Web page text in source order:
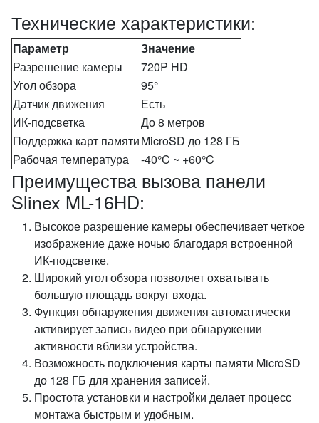
Технические характеристики:
Параметр
Значение
Разрешение камеры
720P HD
Угол обзора
95°
Датчик движения
Есть
ИК-подсветка
До 8 метров
Поддержка карт памятиMicroSD до 128 ГБ
Рабочая температура
-40°C ~ +60°C
Преимущества вызова панели
Slinex ML-16HD:
Высокое разрешение камеры обеспечивает четкое
изображение даже ночью благодаря встроенной
ИК-подсветке.
Широкий угол обзора позволяет охватывать
большую площадь вокруг входа.
Функция обнаружения движения автоматически
активирует запись видео при обнаружении
активности вблизи устройства.
Возможность подключения карты памяти MicroSD
до 128 ГБ для хранения записей.
Простота установки и настройки делает процесс
монтажа быстрым и удобным.